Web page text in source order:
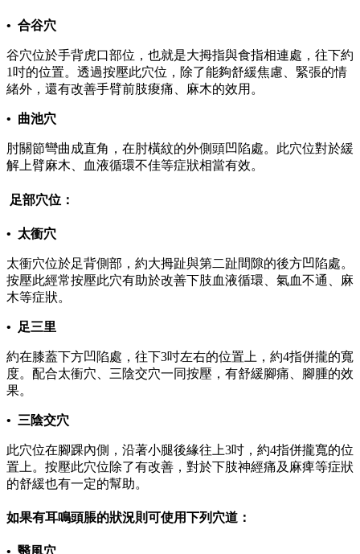
• 合谷穴
谷穴位於手背虎口部位，也就是大拇指與食指相連處，往下約
1吋的位置。透過按壓此穴位，除了能夠舒緩焦慮、緊張的情
緒外，還有改善手臂前肢痠痛、麻木的效用。
• 曲池穴
肘關節彎曲成直角，在肘橫紋的外側頭凹陷處。此穴位對於緩
解上臂麻木、血液循環不佳等症狀相當有效。
足部穴位：
• 太衝穴
太衝穴位於足背側部，約大拇趾與第二趾間隙的後方凹陷處。
按壓此經常按壓此穴有助於改善下肢血液循環、氣血不通、麻
木等症狀。
• 足三里
約在膝蓋下方凹陷處，往下3吋左右的位置上，約4指併攏的寬
度。配合太衝穴、三陰交穴一同按壓，有舒緩腳痛、腳腫的效
果。
• 三陰交穴
此穴位在腳踝內側，沿著小腿後緣往上3吋，約4指併攏寬的位
置上。按壓此穴位除了有改善，對於下肢神經痛及麻痺等症狀
的舒緩也有一定的幫助。
如果有耳鳴頭脹的狀況則可使用下列穴道：